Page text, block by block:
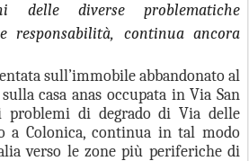
diverse problematiche
responsabilità, continua ancora
sull’immobile abbandonato al
casa anas occupata in Via San
problemi di degrado di Via delle
a Colonica, continua in tal modo
verso le zone più periferiche di